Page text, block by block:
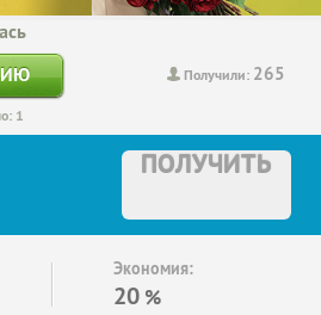
Получили: 265
1
ПОЛУЧИТЬ
Экономия:
20 %